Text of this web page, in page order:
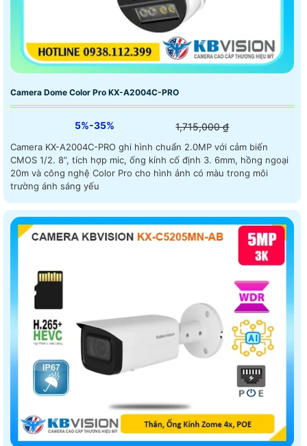
Camera Dome Color Pro KX-A2004C-PRO
5%-35% 1,715,000 ₫
Camera KX-A2004C-PRO ghi hình chuẩn 2.0MP với cảm biến
CMOS 1/2. 8”, tích hợp mic, ống kính cố định 3. 6mm, hồng ngoại
20m và công nghệ Color Pro cho hình ảnh có màu trong môi
trường ánh sáng yếu